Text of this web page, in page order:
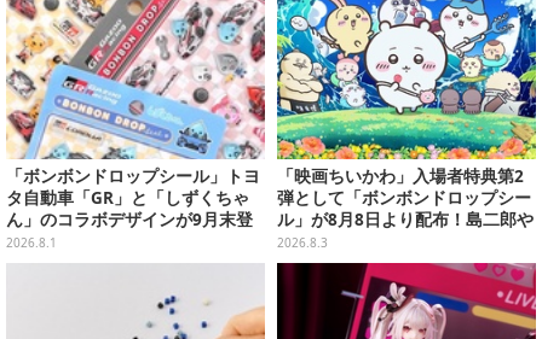
「ボンボンドロップシール」トヨ
タ自動車「GR」と「しずくちゃ
ん」のコラボデザインが9月末登
場！くま吉らも描かれた全4柄
2026.8.1
「映画ちいかわ」入場者特典第2
弾として「ボンボンドロップシー
ル」が8月8日より配布！島二郎や
セイレーンはもちろん、人魚のウ
ロコまで…
2026.8.3